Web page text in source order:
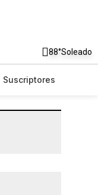
88°Soleado
Suscriptores